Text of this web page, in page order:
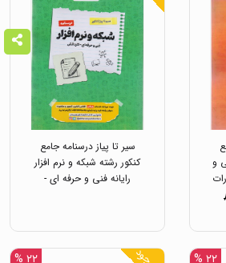
و
سیر تا پیاز درسنامه جامع
کنکور رشته شبکه و نرم افزار
رایانه فنی و حرفه ای -
۲۲ % ۲۲ %